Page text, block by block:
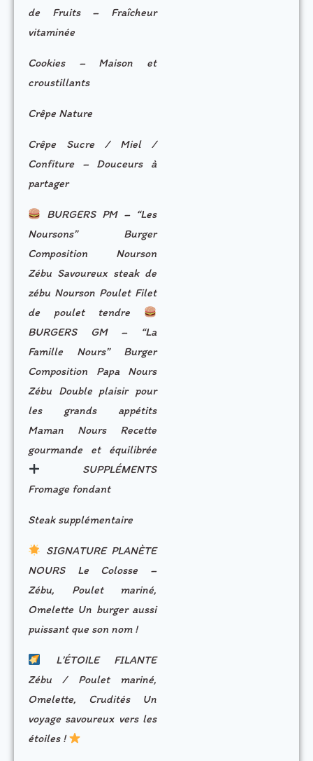
de Fruits – Fraîcheur
vitaminée
Cookies – Maison et
croustillants
Crêpe Nature
Crêpe Sucre / Miel /
Confiture – Douceurs à
partager
BURGERS PM – “Les
Noursons” Burger
Composition Nourson
Zébu Savoureux steak de
zébu Nourson Poulet Filet
de poulet tendre
BURGERS GM – “La
Famille Nours” Burger
Composition Papa Nours
Zébu Double plaisir pour
les grands appétits
Maman Nours Recette
gourmande et équilibrée
SUPPLÉMENTS
Fromage fondant
Steak supplémentaire
SIGNATURE PLANÈTE
NOURS Le Colosse –
Zébu, Poulet mariné,
Omelette Un burger aussi
puissant que son nom !
L’ÉTOILE FILANTE
Zébu / Poulet mariné,
Omelette, Crudités Un
voyage savoureux vers les
étoiles !